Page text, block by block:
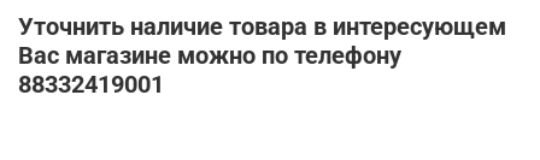
Уточнить наличие товара в интересующем
Вас магазине можно по телефону
88332419001